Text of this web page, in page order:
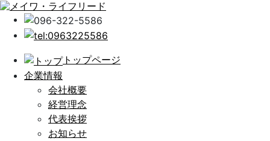
トップページ
企業情報
会社概要
経営理念
代表挨拶
お知らせ